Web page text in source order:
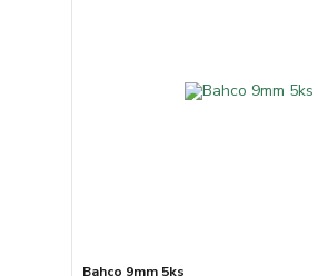
Bahco 9mm 5ks